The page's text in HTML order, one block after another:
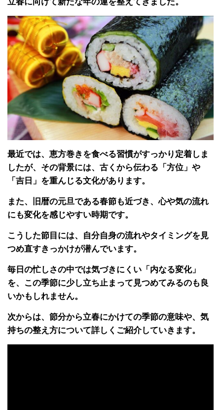
最近では、恵方巻きを食べる習慣がすっかり定着しま
したが、その背景には、古くから伝わる「方位」や
「吉日」を重んじる文化があります。
また、旧暦の元旦である春節も近づき、心や気の流れ
にも変化を感じやすい時期です。
こうした節目には、自分自身の流れやタイミングを見
つめ直すきっかけが潜んでいます。
毎日の忙しさの中では気づきにくい「内なる変化」
を、この季節に少し立ち止まって見つめてみるのも良
いかもしれません。
次からは、節分から立春にかけての季節の意味や、気
持ちの整え方について詳しくご紹介していきます。